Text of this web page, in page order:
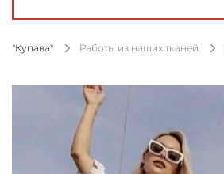
"Купава" Работы из наших тканей